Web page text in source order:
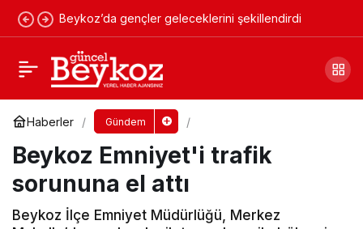
Beykoz’da gençler geleceklerini şekillendirdi
Haberler Gündem
Beykoz Emniyet'i trafik
sorununa el attı
Beykoz İlçe Emniyet Müdürlüğü, Merkez
Beykoz Emniyet'i trafik sorununa el attı
Yorum Yap